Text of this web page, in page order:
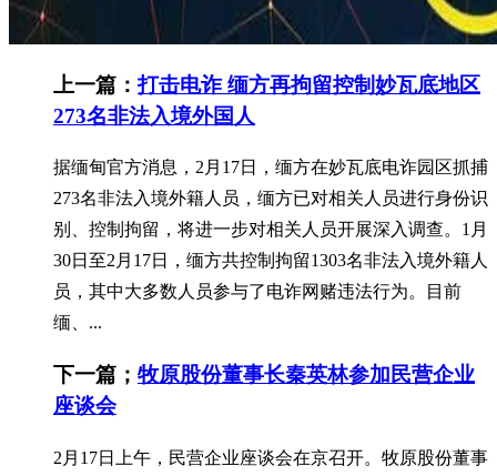
上一篇：打击电诈 缅方再拘留控制妙瓦底地区
273名非法入境外国人
据缅甸官方消息，2月17日，缅方在妙瓦底电诈园区抓捕
273名非法入境外籍人员，缅方已对相关人员进行身份识
别、控制拘留，将进一步对相关人员开展深入调查。1月
30日至2月17日，缅方共控制拘留1303名非法入境外籍人
员，其中大多数人员参与了电诈网赌违法行为。目前
缅、...
下一篇； 牧原股份董事长秦英林参加民营企业
座谈会
2月17日上午，民营企业座谈会在京召开。牧原股份董事